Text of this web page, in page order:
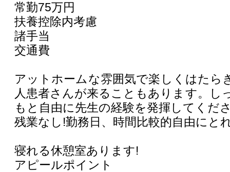
常勤75万円
扶養控除内考慮
諸手当
交通費
アットホームな雰囲気で楽しくはたら
人患者さんが来ることもあります。し
もと自由に先生の経験を発揮してくだ
残業なし!勤務日、時間比較的自由にと
寝れる休憩室あります!
アピールポイント